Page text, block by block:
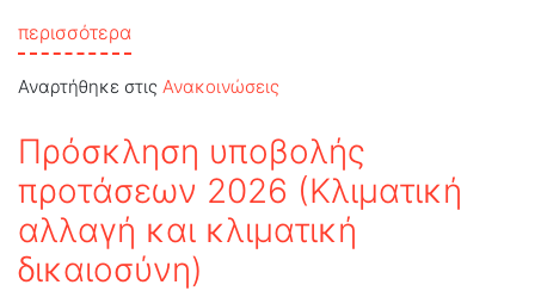
περισσότερα
Αναρτήθηκε στις Ανακοινώσεις
Πρόσκληση υποβολής
προτάσεων 2026 (Κλιματική
αλλαγή και κλιματική
δικαιοσύνη)